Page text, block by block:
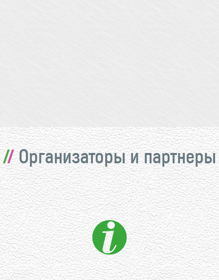
Организаторы и партнеры